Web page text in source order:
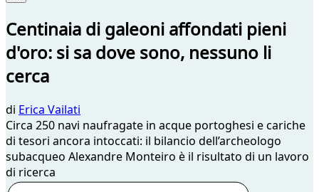
Centinaia di galeoni affondati pieni
d'oro: si sa dove sono, nessuno li
cerca
di Erica Vailati
Circa 250 navi naufragate in acque portoghesi e cariche
di tesori ancora intoccati: il bilancio dell’archeologo
subacqueo Alexandre Monteiro è il risultato di un lavoro
di ricerca